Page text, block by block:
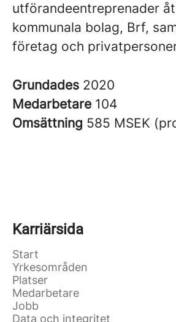
utförandeentreprenader
kommunala bolag, Brf,
företag och
Grundades 2020
Medarbetare 104
Omsättning 585 MSEK
Karriärsida
Start
Yrkesområden
Platser
Medarbetare
Jobb
Data och integritet